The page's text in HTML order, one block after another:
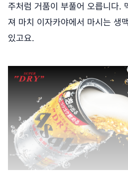
주처럼 거품이 부풀어 오릅니다.
져 마치 이자카야에서 마시는 생
있고요.